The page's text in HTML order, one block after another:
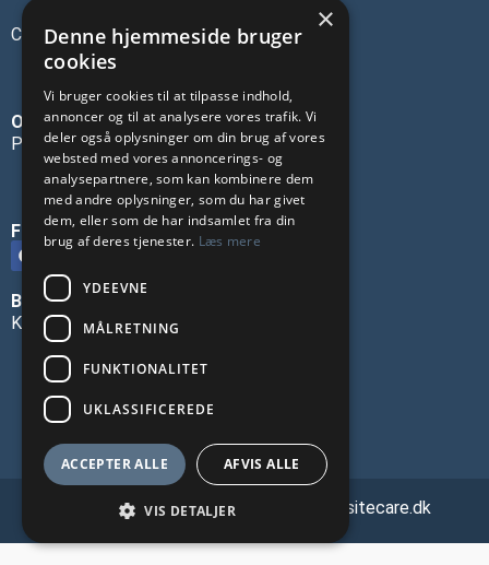
CVR-nr.: 45137473
OM OS
Privatlivspolitik
FØLG OS PÅ SOCIALE MEDIER
BLIV ANNONCØR
Kontakt os
🔗 Webmasterservice leveret af Websitecare.dk
×
Denne hjemmeside bruger
cookies
Vi bruger cookies til at tilpasse indhold,
annoncer og til at analysere vores trafik. Vi
deler også oplysninger om din brug af vores
websted med vores annoncerings- og
analysepartnere, som kan kombinere dem
med andre oplysninger, som du har givet
dem, eller som de har indsamlet fra din
brug af deres tjenester. Læs mere
YDEEVNE
MÅLRETNING
FUNKTIONALITET
UKLASSIFICEREDE
ACCEPTER ALLE AFVIS ALLE
VIS DETALJER